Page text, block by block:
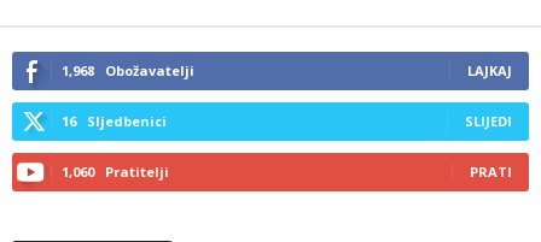
email…
1,968 Obožavatelji LAJKAJ
16 Sljedbenici SLIJEDI
1,060 Pratitelji PRATI